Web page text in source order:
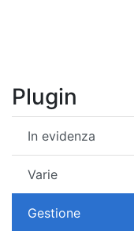
Plugin
In evidenza
Varie
Gestione